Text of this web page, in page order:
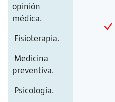
opinión
médica.
Fisioterapia.
Medicina
preventiva.
Psicología.